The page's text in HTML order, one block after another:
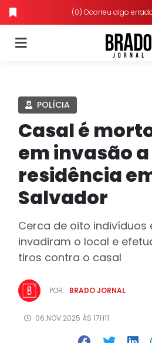
(0) Ocorreu algo
POLÍCIA
Casal é
em invasão a
residência
Salvador
Cerca de oito indivíduos
invadiram o local e
tiros contra o casal
POR: BRADO JORNAL
06.NOV.2025 ÀS 17H11